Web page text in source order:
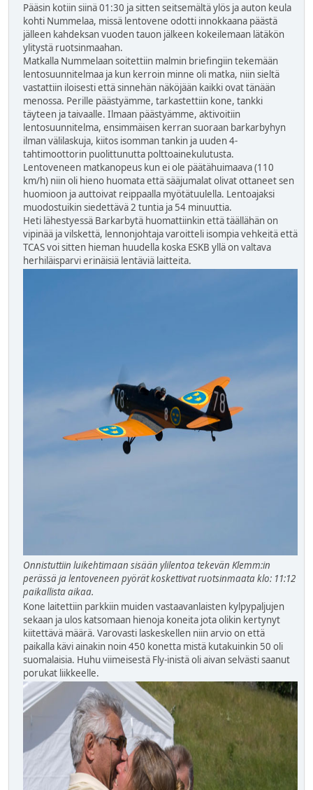
Pääsin kotiin siinä 01:30 ja sitten seitsemältä ylös ja auton keula
kohti Nummelaa, missä lentovene odotti innokkaana päästä
jälleen kahdeksan vuoden tauon jälkeen kokeilemaan lätäkön
ylitystä ruotsinmaahan.
Matkalla Nummelaan soitettiin malmin briefingiin tekemään
lentosuunnitelmaa ja kun kerroin minne oli matka, niin sieltä
vastattiin iloisesti että sinnehän näköjään kaikki ovat tänään
menossa. Perille päästyämme, tarkastettiin kone, tankki
täyteen ja taivaalle. Ilmaan päästyämme, aktivoitiin
lentosuunnitelma, ensimmäisen kerran suoraan barkarbyhyn
ilman välilaskuja, kiitos isomman tankin ja uuden 4-
tahtimoottorin puolittunutta polttoainekulutusta.
Lentoveneen matkanopeus kun ei ole päätähuimaava (110
km/h) niin oli hieno huomata että sääjumalat olivat ottaneet sen
huomioon ja auttoivat reippaalla myötätuulella. Lentoajaksi
muodostuikin siedettävä 2 tuntia ja 54 minuuttia.
Heti lähestyessä Barkarbytä huomattiinkin että täällähän on
vipinää ja vilskettä, lennonjohtaja varoitteli isompia vehkeitä että
TCAS voi sitten hieman huudella koska ESKB yllä on valtava
herhiläisparvi erinäisiä lentäviä laitteita.
Onnistuttiin luikehtimaan sisään ylilentoa tekevän Klemm:in
perässä ja lentoveneen pyörät koskettivat ruotsinmaata klo: 11:12
paikallista aikaa.
Kone laitettiin parkkiin muiden vastaavanlaisten kylpypaljujen
sekaan ja ulos katsomaan hienoja koneita jota olikin kertynyt
kiitettävä määrä. Varovasti laskeskellen niin arvio on että
paikalla kävi ainakin noin 450 konetta mistä kutakuinkin 50 oli
suomalaisia. Huhu viimeisestä Fly-inistä oli aivan selvästi saanut
porukat liikkeelle.